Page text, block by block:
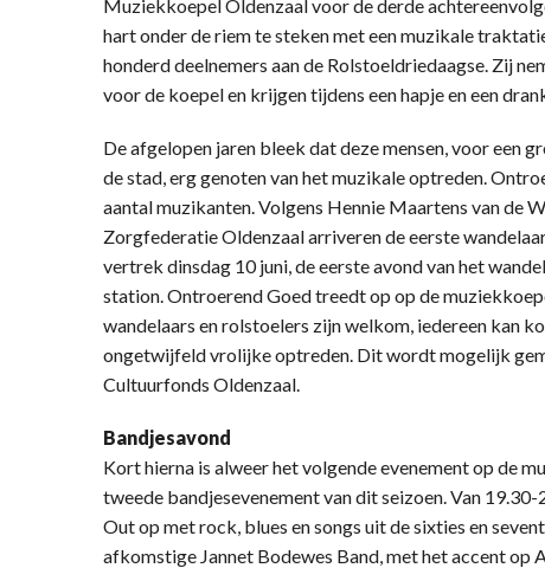
Muziekkoepel Oldenzaal voor de derde
hart onder de riem te steken met een muzikale
honderd deelnemers aan de Rolstoeldriedaagse. Zij
voor de koepel en krijgen tijdens een hapje en een
De afgelopen jaren bleek dat deze mensen, voor een
de stad, erg genoten van het muzikale optreden.
aantal muzikanten. Volgens Hennie Maartens van de
Zorgfederatie Oldenzaal arriveren de eerste
vertrek dinsdag 10 juni, de eerste avond van het
station. Ontroerend Goed treedt op op de
wandelaars en rolstoelers zijn welkom, iedereen kan
ongetwijfeld vrolijke optreden. Dit wordt mogelijk
Cultuurfonds Oldenzaal.
Bandjesavond
Kort hierna is alweer het volgende evenement op de
tweede bandjesevenement van dit seizoen. Van
Out op met rock, blues en songs uit de sixties en
afkomstige Jannet Bodewes Band, met het accent op